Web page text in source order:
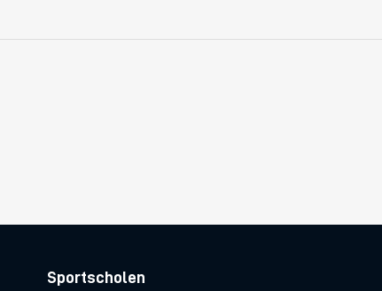
Sportscholen